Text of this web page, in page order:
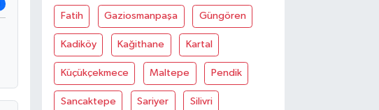
Fatih Gaziosmanpaşa Güngören
Kadiköy Kağithane Kartal
Küçükçekmece Maltepe Pendik
Sancaktepe Sariyer Silivri